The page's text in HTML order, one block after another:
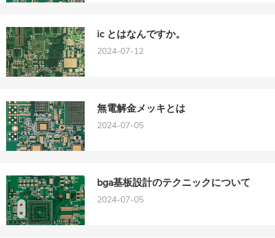
ic とはなんですか。
2024-07-12
無電解金メッキとは
2024-07-05
bga基板設計のテクニックについて
2024-07-05